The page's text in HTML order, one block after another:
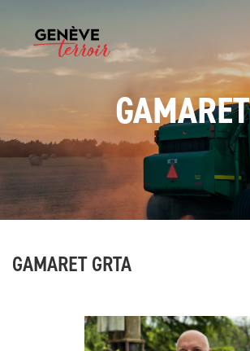
GAMARET
GAMARET GRTA